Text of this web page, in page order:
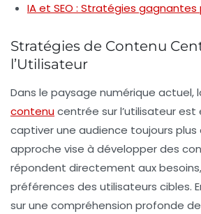
IA et SEO : Stratégies gagnantes
Stratégies de Contenu
l’Utilisateur
Dans le paysage numérique actuel,
contenucentrée sur l’utilisateurest
captiver une audience toujours
approche vise à développer des
répondent directement auxbesoins
préférences des utilisateurs cibles.
sur une compréhension profonde